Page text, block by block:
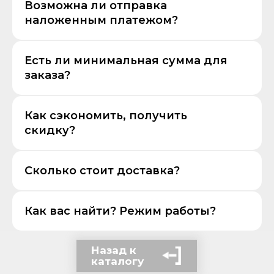
Возможна ли отправка
наложенным платежом?
Есть ли минимальная сумма для
заказа?
Как сэкономить, получить
скидку?
Сколько стоит доставка?
Как вас найти? Режим работы?
Назад к
каталогу